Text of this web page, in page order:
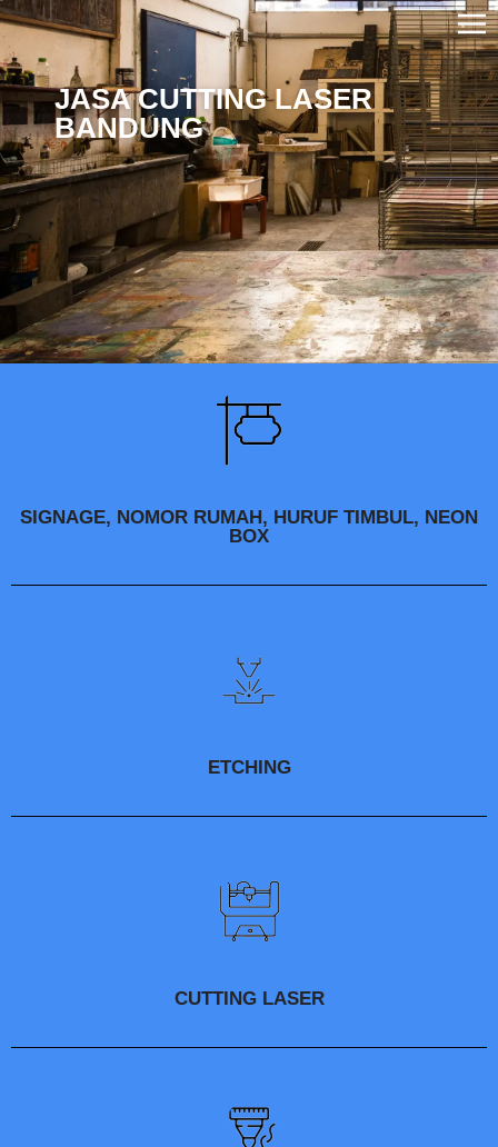
JASA CUTTING LASER
BANDUNG
SIGNAGE, NOMOR RUMAH, HURUF TIMBUL, NEON
BOX
ETCHING
CUTTING LASER